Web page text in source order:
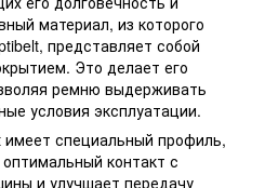
материал, из которого
представляет собой
Это делает его
ремню выдерживать
условия эксплуатации.
специальный профиль,
контакт с
и улучшает передачу